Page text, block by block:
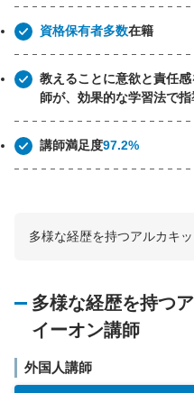
資格保有者多数在籍
教えることに意欲と責任
師が、効果的な学習法で指
講師満足度97.2%
多様な経歴を持つアルカキ
多様な経歴を持つ
イーオン講師
外国人講師